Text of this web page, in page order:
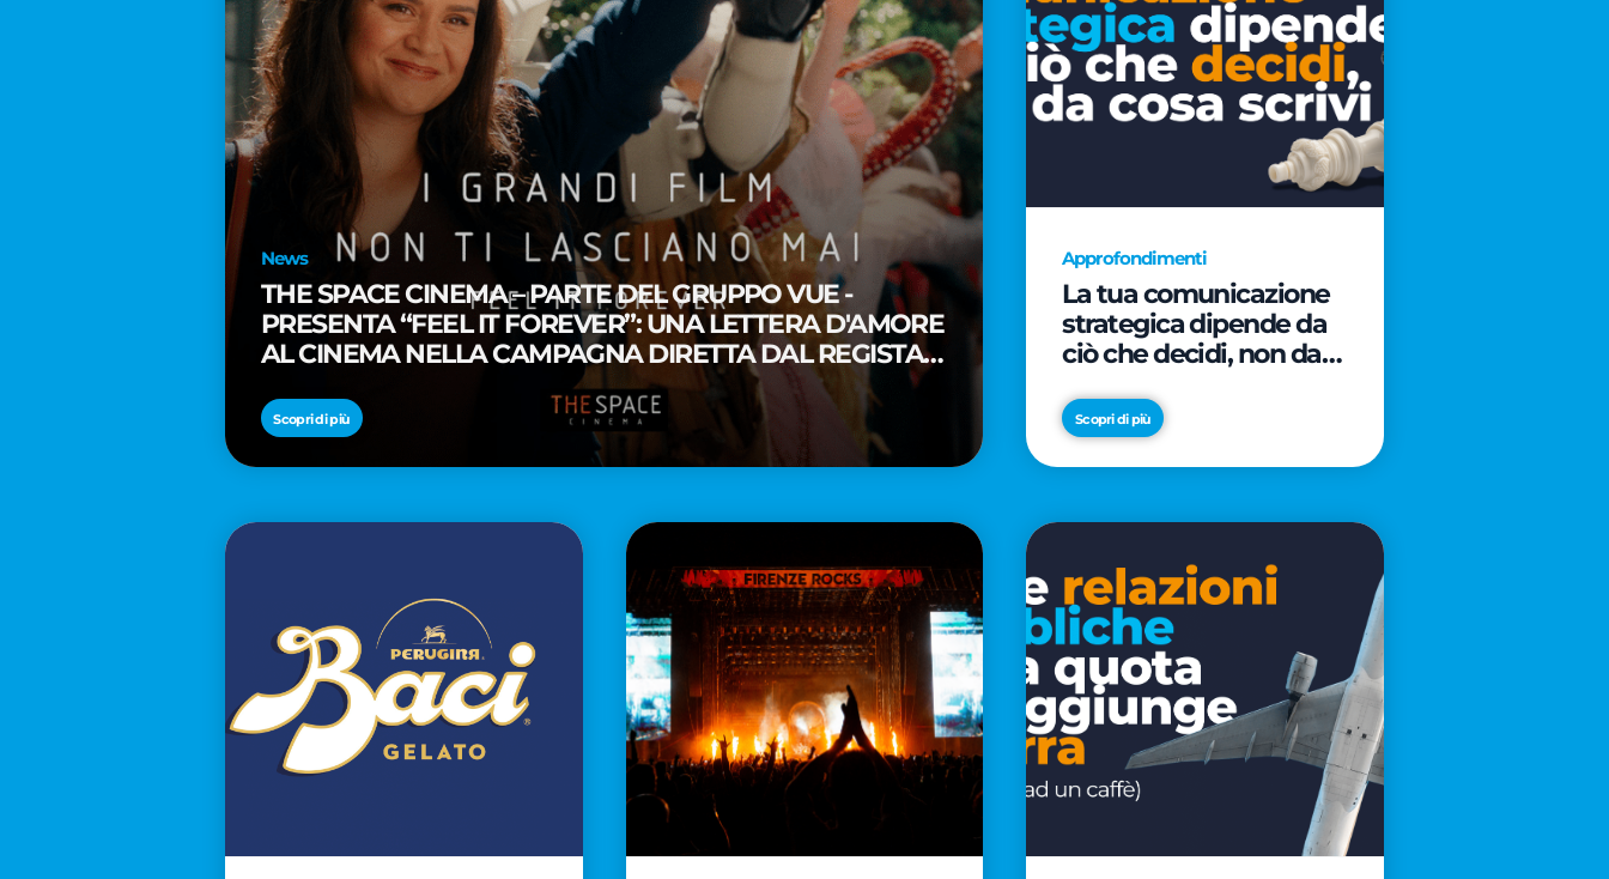
News
THE SPACE CINEMA – PARTE DEL GRUPPO VUE -
PRESENTA “FEEL IT FOREVER”: UNA LETTERA D'AMORE
AL CINEMA NELLA CAMPAGNA DIRETTA DAL REGISTA
PREMIO OSCAR® TAIKA WAITITI
Scopri di più
Approfondimenti
La tua comunicazione
strategica dipende da
ciò che decidi, non da
Scopri di più